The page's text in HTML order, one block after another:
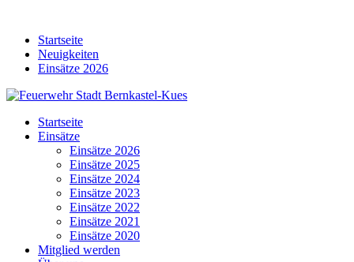
contentStartseite
Neuigkeiten
Einsätze 2026
Startseite
Einsätze
Einsätze 2026
Einsätze 2025
Einsätze 2024
Einsätze 2023
Einsätze 2022
Einsätze 2021
Einsätze 2020
Mitglied werden